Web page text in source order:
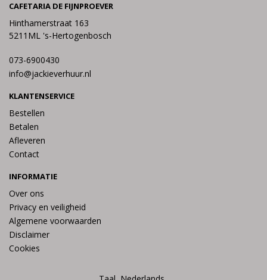
CAFETARIA DE FIJNPROEVER
Hinthamerstraat 163
5211ML 's-Hertogenbosch
073-6900430
info@jackieverhuur.nl
KLANTENSERVICE
Bestellen
Betalen
Afleveren
Contact
INFORMATIE
Over ons
Privacy en veiligheid
Algemene voorwaarden
Disclaimer
Cookies